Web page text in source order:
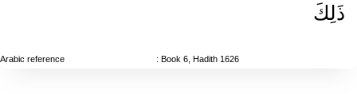
ذَلِكَ
Arabic reference : Book 6, Hadith 1626